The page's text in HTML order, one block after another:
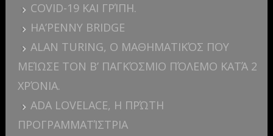
COVID-19 ΚΑΙ ΓΡΊΠΗ.
HA’PENNY BRIDGE
ALAN TURING, Ο ΜΑΘΗΜΑΤΙΚΌΣ ΠΟΥ
ΜΕΊΩΣΕ ΤΟΝ Β’ ΠΑΓΚΌΣΜΙΟ ΠΌΛΕΜΟ ΚΑΤΆ 2
ΧΡΌΝΙΑ.
ADA LOVELACE, Η ΠΡΏΤΗ
ΠΡΟΓΡΑΜΜΑΤΊΣΤΡΙΑ